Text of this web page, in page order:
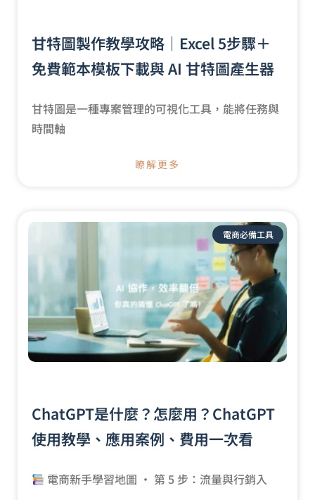
甘特圖製作教學攻略｜Excel 5步驟＋
免費範本模板下載與 AI 甘特圖產生器
甘特圖是一種專案管理的可視化工具，能將任務與
時間軸
瞭解更多
電商必備工具
ChatGPT是什麼？怎麼用？ChatGPT
使用教學、應用案例、費用一次看
電商新手學習地圖 · 第 5 步：流量與行銷入